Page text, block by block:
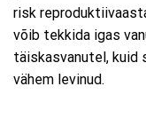
risk
võib tekkida igas
täiskasvanutel, kuid
vähem levinud.